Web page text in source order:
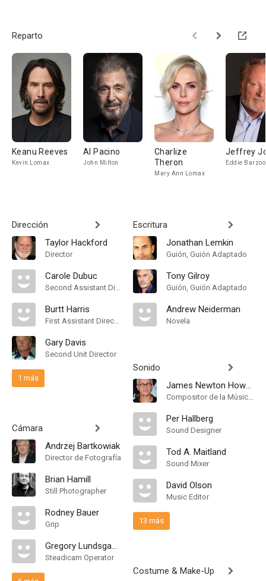
Reparto
Keanu Reeves
Kevin Lomax
Al Pacino
John Milton
Charlize
Theron
Mary Ann Lomax
Jeffrey
Eddie
Dirección
Taylor Hackford
Director
Carole Dubuc
Second Assistant Director
Burtt Harris
First Assistant Director
Gary Davis
Second Unit Director
1 más
Cámara
Andrzej Bartkowiak
Director de Fotografía
Brian Hamill
Still Photographer
Rodney Bauer
Grip
Gregory Lundsgaard
Steadicam Operator
Escritura
Jonathan Lemkin
Guión, Guión Adaptado
Tony Gilroy
Guión, Guión Adaptado
Andrew Neiderman
Novela
Sonido
James Newton Howard
Compositor de la Música Original
Per Hallberg
Sound Designer
Tod A. Maitland
Sound Mixer
David Olson
Music Editor
13 más
Costume & Make-Up